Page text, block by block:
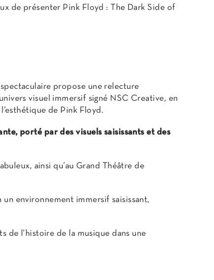
de présenter Pink Floyd : The Dark Side of
propose une relecture
visuel immersif signé NSC Creative, en
de Pink Floyd.
porté par des visuels saisissants et des
ainsi qu’au Grand Théâtre de
environnement immersif saisissant,
de l’histoire de la musique dans une